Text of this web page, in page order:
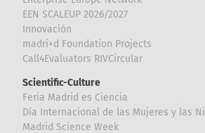
EEN SCALEUP 2026/2027
Innovación
madri+d Foundation Projects
Call4Evaluators RIVCircular
Scientific-Culture
Feria Madrid es Ciencia
Día Internacional de las Mujeres y las
Madrid Science Week